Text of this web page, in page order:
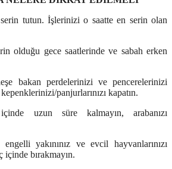
tutun. İşlerinizi o saatte en serin olan
olduğu gece saatlerinde ve sabah erken
bakan perdelerinizi ve pencerelerinizi
panjurlarınızı kapatın.
uzun süre kalmayın, arabanızı
yakınınız ve evcil hayvanlarınızı
içinde bırakmayın.